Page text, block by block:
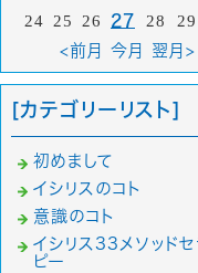
24 25 26 27 28 29
<前月
今月 翌月>
[カテゴリーリスト]
初めまして
イシリスのコト
意識のコト
イシリス33メソッドセ
ピー